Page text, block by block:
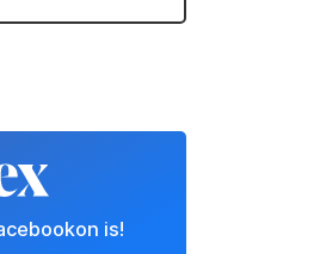
is!